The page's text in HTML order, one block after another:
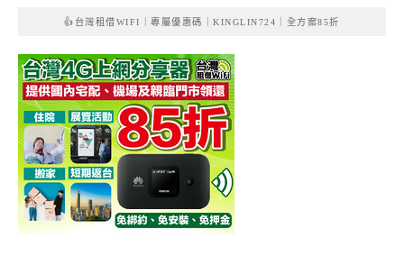
👍台灣租借WIFI｜專屬優惠碼｜KINGLIN724｜全方案85折